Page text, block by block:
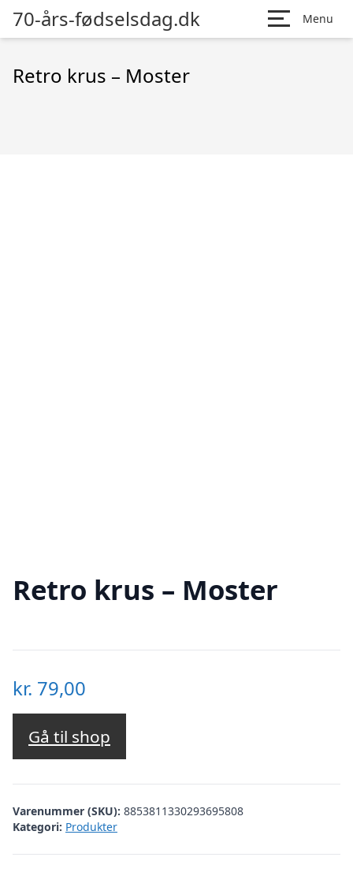
70-års-fødselsdag.dk Menu
Retro krus – Moster
Retro krus – Moster
kr. 79,00
Gå til shop
Varenummer (SKU): 8853811330293695808
Kategori: Produkter